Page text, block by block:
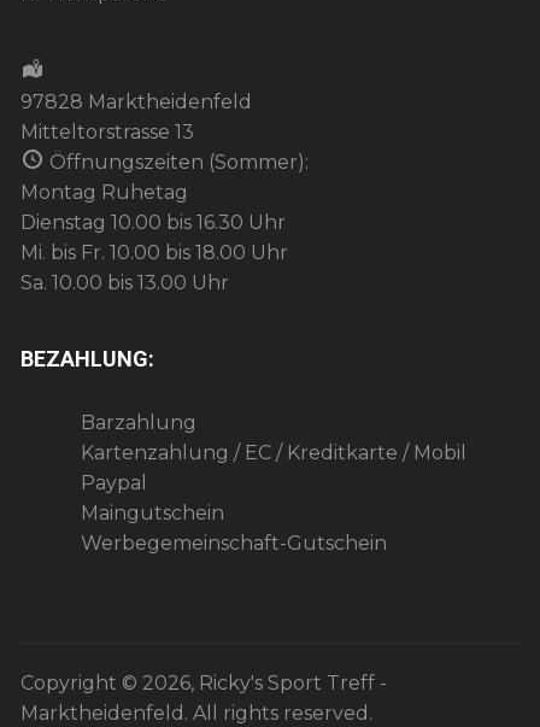
97828 Marktheidenfeld
Mitteltorstrasse 13
Öffnungszeiten (Sommer):
Montag Ruhetag
Dienstag 10.00 bis 16.30 Uhr
Mi. bis Fr. 10.00 bis 18.00 Uhr
Sa. 10.00 bis 13.00 Uhr
BEZAHLUNG:
Barzahlung
Kartenzahlung / EC / Kreditkarte / Mobil
Paypal
Maingutschein
Werbegemeinschaft-Gutschein
Copyright © 2026, Ricky's Sport Treff -
Marktheidenfeld. All rights reserved.